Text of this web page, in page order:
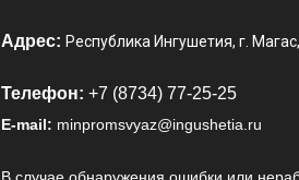
Адрес: Республика Ингушетия, г.
Телефон: +7 (8734) 77-25-25
E-mail: minpromsvyaz@ingushetia.ru